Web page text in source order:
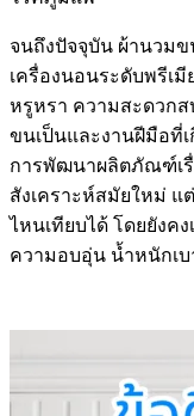
จนถึงปัจจุบัน ผ้านวม
เครื่องนอนระดับพรีเ
หรูหรา ความสะดวก
ขนเป็นและงานฝีมือที่
การพัฒนาผลิตภัณฑ์เ
สังเคราะห์สมัยใหม่
ไหนเทียบได้ โดยยัง
ความอบอุ่น น้ำหนักเบ